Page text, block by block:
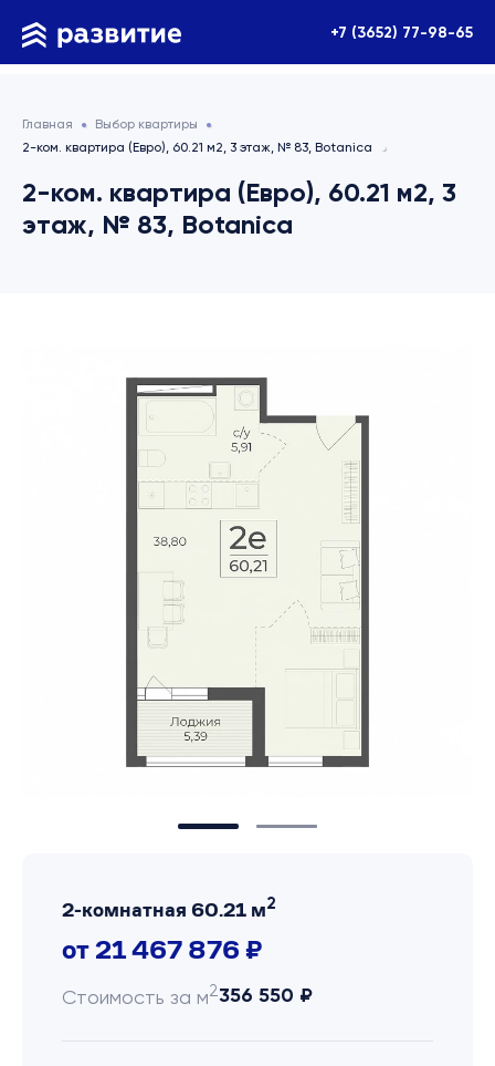
+7 (3652) 77-98-65
Главная
Выбор квартиры
2-ком. квартира (Евро), 60.21 м2, 3 этаж, № 83, Botanica
2-ком. квартира (Евро), 60.21 м2, 3
этаж, № 83, Botanica
2-комнатная 60.21 м2
от 21 467 876 ₽
Стоимость за м2356 550 ₽